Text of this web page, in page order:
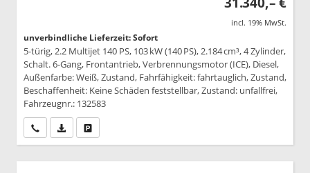
incl. 19% MwSt.
unverbindliche Lieferzeit: Sofort
5-türig, 2.2 Multijet 140 PS, 103 kW (140 PS), 2.184 cm³, 4 Zylinder,
Schalt. 6-Gang, Frontantrieb, Verbrennungsmotor (ICE), Diesel,
Außenfarbe: Weiß, Zustand, Fahrfähigkeit: fahrtauglich, Zustand,
Beschaffenheit: Keine Schäden feststellbar, Zustand: unfallfrei,
Fahrzeugnr.: 132583
Wir rufen Sie anPDF-Datei, Fahrzeugexposé drucken